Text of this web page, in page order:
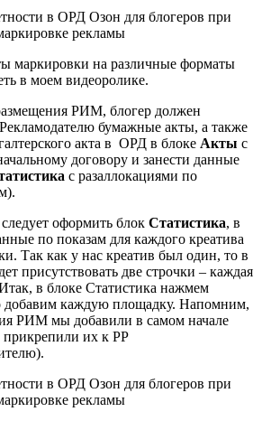
маркировки на различные форматы
в моем видеоролике.
РИМ, блогер должен
бумажные акты, а также
акта в ОРД в блоке Акты с
договору и занести данные
с разаллокациями по
оформить блок Статистика, в
по показам для каждого креатива
Так как у нас креатив был один, то в
присутствовать две строчки – каждая
в блоке Статистика нажмем
добавим каждую площадку. Напомним,
РИМ мы добавили в самом начале
прикрепили их к РР